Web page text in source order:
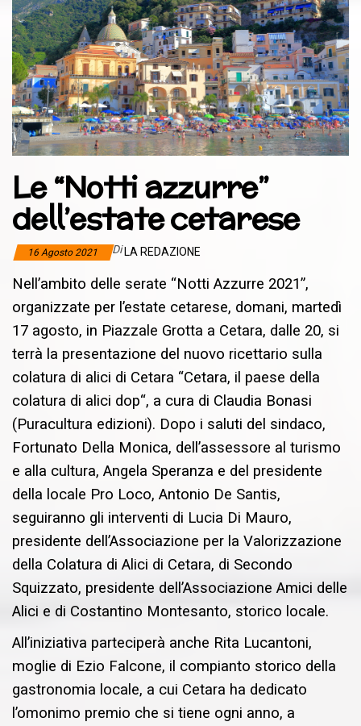
Le “Notti azzurre”
dell’estate cetarese
16 Agosto 2021 Di LA REDAZIONE
Nell’ambito delle serate “Notti Azzurre 2021”,
organizzate per l’estate cetarese, domani, martedì
17 agosto, in Piazzale Grotta a Cetara, dalle 20, si
terrà la presentazione del nuovo ricettario sulla
colatura di alici di Cetara “Cetara, il paese della
colatura di alici dop“, a cura di Claudia Bonasi
(Puracultura edizioni). Dopo i saluti del sindaco,
Fortunato Della Monica, dell’assessore al turismo
e alla cultura, Angela Speranza e del presidente
della locale Pro Loco, Antonio De Santis,
seguiranno gli interventi di Lucia Di Mauro,
presidente dell’Associazione per la Valorizzazione
della Colatura di Alici di Cetara, di Secondo
Squizzato, presidente dell’Associazione Amici delle
Alici e di Costantino Montesanto, storico locale.
All’iniziativa parteciperà anche Rita Lucantoni,
moglie di Ezio Falcone, il compianto storico della
gastronomia locale, a cui Cetara ha dedicato
l’omonimo premio che si tiene ogni anno, a